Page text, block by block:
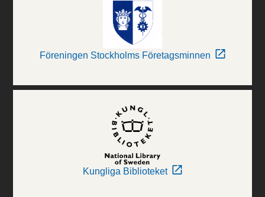
Föreningen Stockholms Företagsminnen
Kungliga Biblioteket